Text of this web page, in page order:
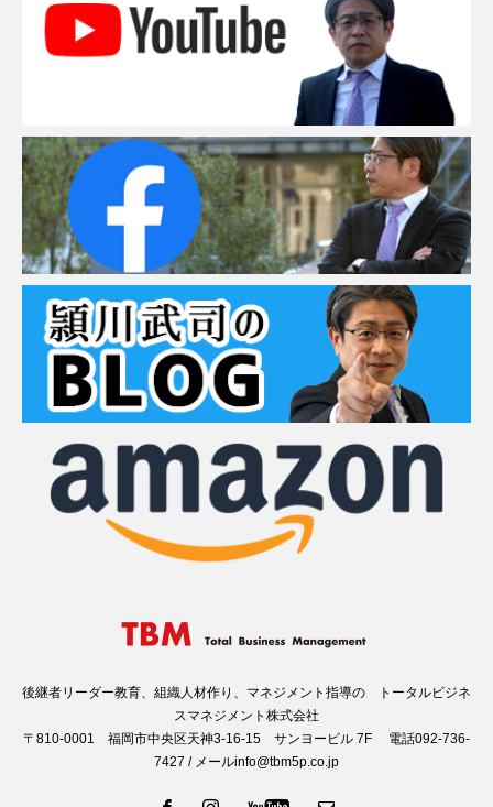
後継者リーダー教育、組織人材作り、マネジメント指導の トータルビジネ
スマネジメント株式会社
〒810-0001 福岡市中央区天神3-16-15 サンヨービル 7F 電話092-736-
7427 / メールinfo@tbm5p.co.jp